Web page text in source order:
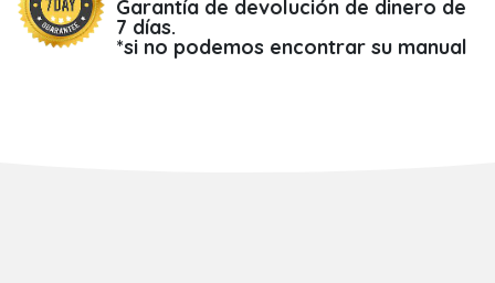
Garantía de devolución de dinero de
7 días.
*si no podemos encontrar su manual